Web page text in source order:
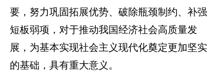
要，努力巩固拓展优势、破除瓶颈制约、补强
短板弱项，对于推动我国经济社会高质量发
展，为基本实现社会主义现代化奠定更加坚实
的基础，具有重大意义。